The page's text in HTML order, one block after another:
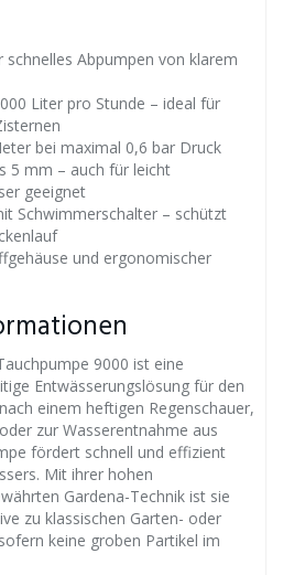
Abpumpen von klarem
Liter pro Stunde – ideal für
bei maximal 0,6 bar Druck
5 mm – auch für leicht
geeignet
Schwimmerschalter – schützt
und ergonomischer
9000 ist eine
Entwässerungslösung für den
einem heftigen Regenschauer,
zur Wasserentnahme aus
fördert schnell und effizient
Mit ihrer hohen
Gardena-Technik ist sie
zu klassischen Garten- oder
keine groben Partikel im